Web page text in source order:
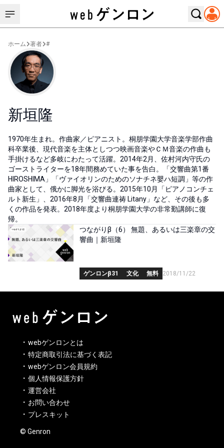
ホーム 著者 #
新垣隆
1970年生まれ。作曲家／ピアニスト。桐朋学園大学音楽学部作曲
科卒業後、現代音楽を主体としつつ映画音楽やＣＭ音楽の作曲も
手掛けるなど多岐にわたって活躍。2014年2月、佐村河内守氏の
ゴーストライターを18年間務めていた事を告白。「交響曲第1番
HIROSHIMA」「ヴァイオリンのためのソナチネ嬰ハ短調」等の作
曲家として、俄かに脚光を浴びる。2015年10月「ピアノコンチェ
ルト新生」、2016年8月「交響曲連祷 Litany」など、その後も多
くの作品を発表。2018年度より桐朋学園大学の非常勤講師に復
帰。
つながりβ（6） 無題、あるいは三楽章の交
響曲｜新垣隆
ゲンロンβ31 文化 無料 2018/11/22
webゲンロンとは
特定商取引法に基づく表記
webゲンロン会員規約
個人情報保護方針
運営会社
お問い合わせ
プレスキット
© Genron